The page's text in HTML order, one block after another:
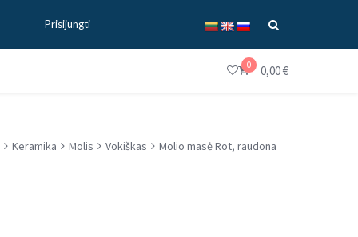
Prisijungti
0 0,00€
Keramika Molis Vokiškas Molio masė Rot, raudona